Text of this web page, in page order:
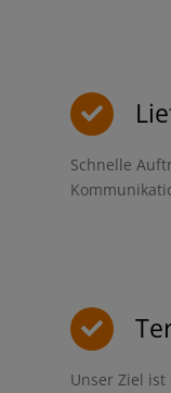
Schnelle
Unser Ziel